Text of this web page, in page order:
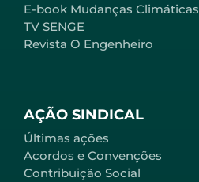
AÇÃO SINDICAL
Últimas ações
Acordos e Convenções
Contribuição Social
E-book Mudanças Climáticas
TV SENGE
Revista O Engenheiro